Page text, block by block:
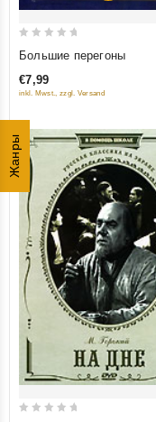
Жанры
of
Большие перегоны
€7,99
inkl. Mwst., zzgl. Versand